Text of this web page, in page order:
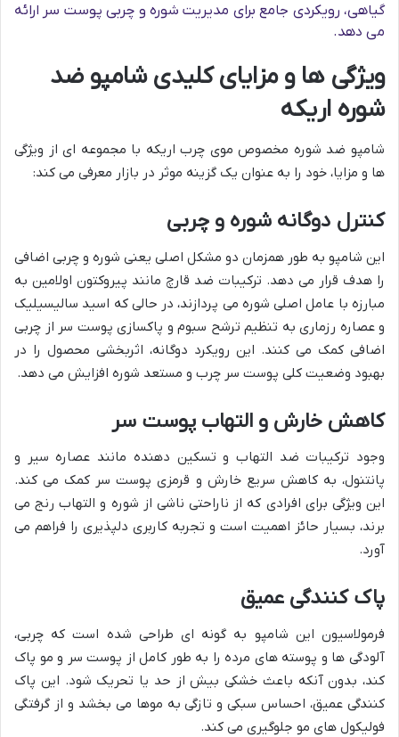
گیاهی، رویکردی جامع برای مدیریت شوره و چربی پوست سر ارائه
می دهد.
ویژگی ها و مزایای کلیدی شامپو ضد
شوره اریکه
شامپو ضد شوره مخصوص موی چرب اریکه با مجموعه ای از ویژگی
ها و مزایا، خود را به عنوان یک گزینه موثر در بازار معرفی می کند:
کنترل دوگانه شوره و چربی
این شامپو به طور همزمان دو مشکل اصلی یعنی شوره و چربی اضافی
را هدف قرار می دهد. ترکیبات ضد قارچ مانند پیروکتون اولامین به
مبارزه با عامل اصلی شوره می پردازند، در حالی که اسید سالیسیلیک
و عصاره رزماری به تنظیم ترشح سبوم و پاکسازی پوست سر از چربی
اضافی کمک می کنند. این رویکرد دوگانه، اثربخشی محصول را در
بهبود وضعیت کلی پوست سر چرب و مستعد شوره افزایش می دهد.
کاهش خارش و التهاب پوست سر
وجود ترکیبات ضد التهاب و تسکین دهنده مانند عصاره سیر و
پانتنول، به کاهش سریع خارش و قرمزی پوست سر کمک می کند.
این ویژگی برای افرادی که از ناراحتی ناشی از شوره و التهاب رنج می
برند، بسیار حائز اهمیت است و تجربه کاربری دلپذیری را فراهم می
آورد.
پاک کنندگی عمیق
فرمولاسیون این شامپو به گونه ای طراحی شده است که چربی،
آلودگی ها و پوسته های مرده را به طور کامل از پوست سر و مو پاک
کند، بدون آنکه باعث خشکی بیش از حد یا تحریک شود. این پاک
کنندگی عمیق، احساس سبکی و تازگی به موها می بخشد و از گرفتگی
فولیکول های مو جلوگیری می کند.